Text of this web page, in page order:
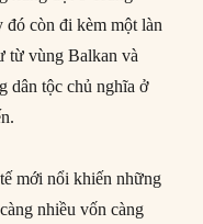
còn đi kèm một làn
từ vùng Balkan và
dân tộc chủ nghĩa ở
mới nổi khiến những
nhiều vốn càng